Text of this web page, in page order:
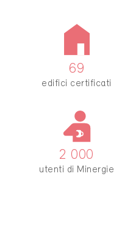
69
edifici certificati
2 000
utenti di Minergie